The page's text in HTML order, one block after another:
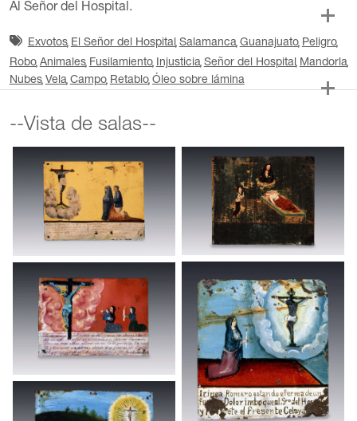
Al Señor del Hospital.
Exvotos El Señor del Hospital Salamanca Guanajuato Peligro
Robo Animales Fusilamiento Injusticia Señor del Hospital Mandorla
Nubes Vela Campo Retablo Óleo sobre lámina
--Vista de salas--